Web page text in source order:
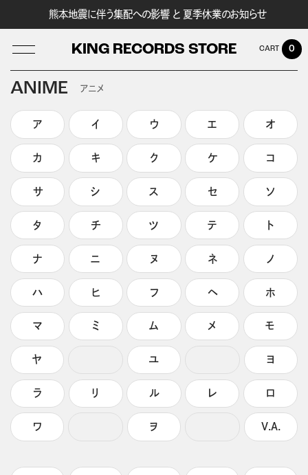
熊本地震に伴う集配への影響 と 夏季休業のお知らせ
KING RECORDS STORE
LOG IN
0
ANIME アニメ
ア イ ウ エ オ
カ キ ク ケ コ
サ シ ス セ ソ
タ チ ツ テ ト
ナ ニ ヌ ネ ノ
ハ ヒ フ ヘ ホ
マ ミ ム メ モ
ヤ ユ ヨ
ラ リ ル レ ロ
ワ ヲ V.A.